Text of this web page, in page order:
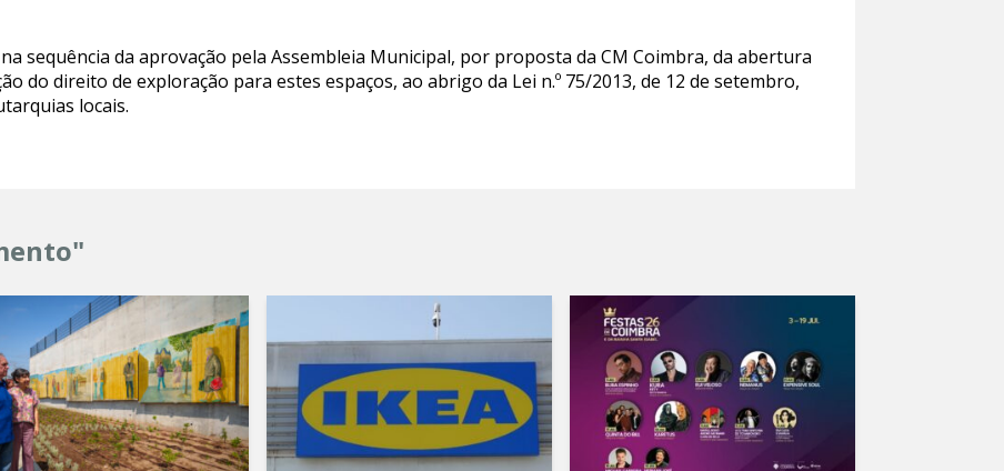
sequência da aprovação pela Assembleia Municipal, por proposta da CM Coimbra, da abertura
do direito de exploração para estes espaços, ao abrigo da Lei n.º 75/2013, de 12 de setembro,
locais.